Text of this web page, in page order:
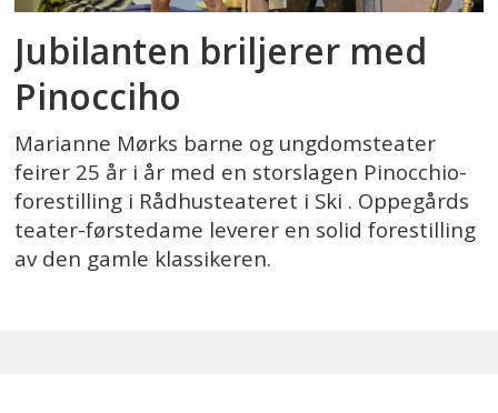
Jubilanten briljerer med
Pinocciho
Marianne Mørks barne og ungdomsteater
feirer 25 år i år med en storslagen Pinocchio-
forestilling i Rådhusteateret i Ski . Oppegårds
teater-førstedame leverer en solid forestilling
av den gamle klassikeren.